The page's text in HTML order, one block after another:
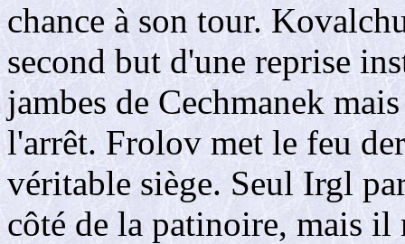
chance à son tour.
second but d'une reprise
jambes de Cechmanek
l'arrêt. Frolov met le feu
véritable siège. Seul Irgl
côté de la patinoire, mais il